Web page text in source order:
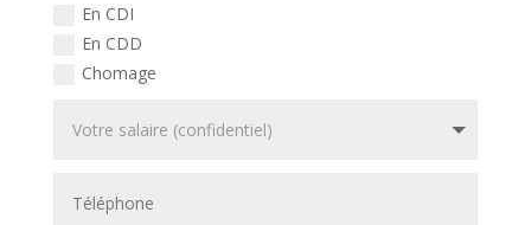
En CDI
En CDD
Chomage